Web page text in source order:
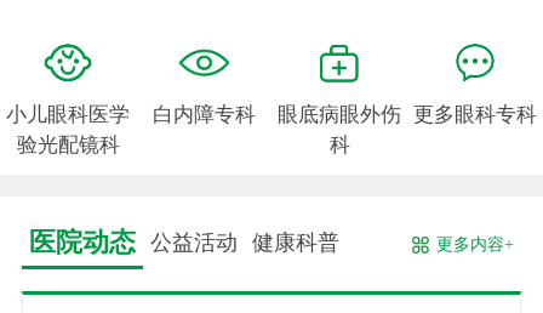
小儿眼科医学
验光配镜科
白内障专科
眼底病眼外伤
科
更多眼科专科
医院动态 公益活动 健康科普 更多内容+